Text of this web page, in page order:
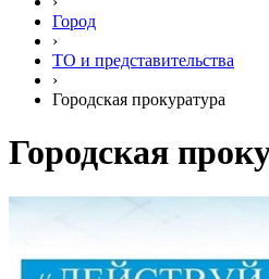
Город
›
ТО и представительства
›
Городская прокуратура
Городская